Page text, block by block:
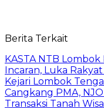
Berita Terkait
KASTA NTB
Incaran, Luka
Kejari Lombok
Cangkang PMA,
Transaksi Tanah